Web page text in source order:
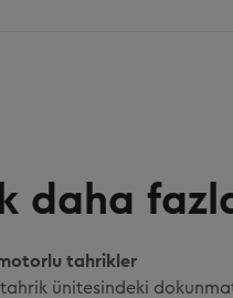
daha
tahrikler
ünitesindeki